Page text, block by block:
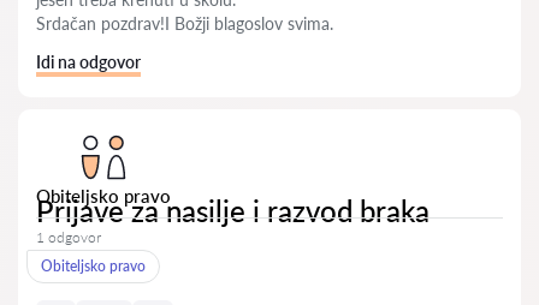
Srdačan pozdrav!I Božji blagoslov svima.
Idi na odgovor
Obiteljsko pravo
Prijave za nasilje i razvod braka
1 odgovor
Obiteljsko pravo